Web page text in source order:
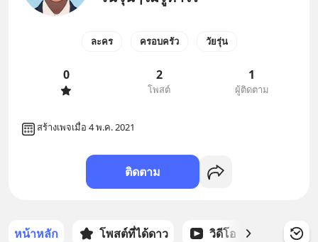
ละคร ครอบครัว วัยรุ่น
0 2
โพสต์
1
ผู้ติดตาม
สร้างเพจเมื่อ 4 พ.ค. 2021
ติดตาม
หน้าหลัก โพสต์ที่ได้ดาว วิดีโอ พอดแ